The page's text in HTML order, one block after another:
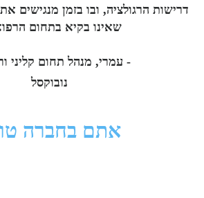
דרישות הרגולציה, ובו בזמן מנגישים
שאינו בקיא בתחום
- עמרי, מנהל תחום קליני
נובוקסל
אתם בחברה